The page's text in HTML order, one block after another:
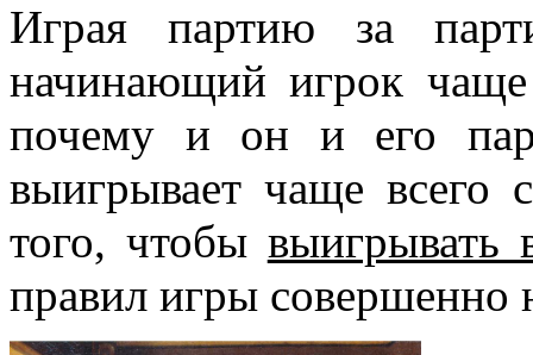
Играя партию за
начинающий игрок чаще
почему и он и его
выигрывает чаще всего
того, чтобы
правил игры совершенно